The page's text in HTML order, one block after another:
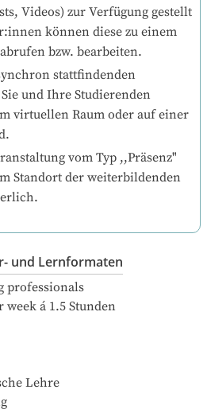
Videos) zur Verfügung gestellt
können diese zu einem
bzw. bearbeiten.
stattfindenden
und Ihre Studierenden
virtuellen Raum oder auf einer
vom Typ ,,Präsenz"
Standort der weiterbildenden
und Lernformaten
professionals
á 1.5 Stunden
Lehre